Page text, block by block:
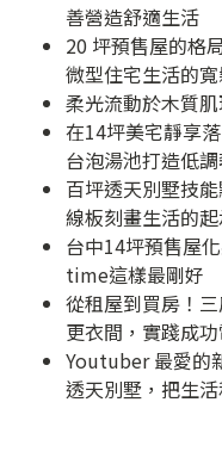
善營造舒適生活
20 坪預售屋的格
微型住宅生活的
柔光流動於木質
在14坪美宅靜享
台泡湯池打造低
百坪透天別墅技
線板刻畫生活的
台中14坪預售屋
time這樣最剛好
從租屋到買房！
更衣間，實踐成
Youtuber 最愛的
透天別墅，把生